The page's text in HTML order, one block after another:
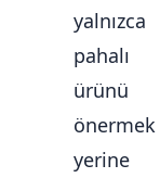
yalnızca
pahalı
ürünü
önermek
yerine